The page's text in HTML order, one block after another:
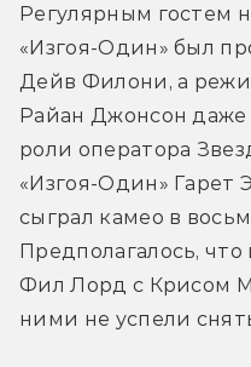
Регулярным гостем
«Изгоя-Один» был
Дейв Филони, а
Райан Джонсон даже
роли оператора
«Изгоя-Один» Гарет
сыграл камео в
Предполагалось, что
Фил Лорд с Крисом
ними не успели